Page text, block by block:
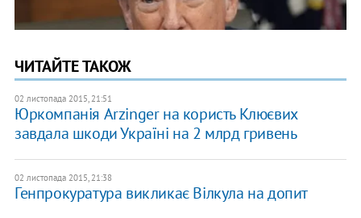
ЧИТАЙТЕ ТАКОЖ
02 листопада 2015, 21:51
Юркомпанія Arzinger на користь Клюєвих
завдала шкоди Україні на 2 млрд гривень
02 листопада 2015, 21:38
Генпрокуратура викликає Вілкула на допит